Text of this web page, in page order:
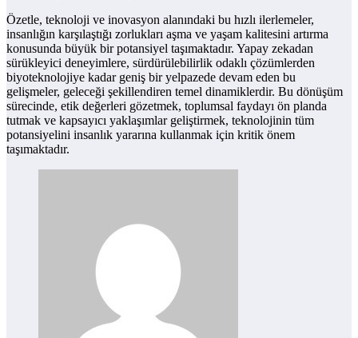
Özetle, teknoloji ve inovasyon alanındaki bu hızlı ilerlemeler,
insanlığın karşılaştığı zorlukları aşma ve yaşam kalitesini artırma
konusunda büyük bir potansiyel taşımaktadır. Yapay zekadan
sürükleyici deneyimlere, sürdürülebilirlik odaklı çözümlerden
biyoteknolojiye kadar geniş bir yelpazede devam eden bu
gelişmeler, geleceği şekillendiren temel dinamiklerdir. Bu dönüşüm
sürecinde, etik değerleri gözetmek, toplumsal faydayı ön planda
tutmak ve kapsayıcı yaklaşımlar geliştirmek, teknolojinin tüm
potansiyelini insanlık yararına kullanmak için kritik önem
taşımaktadır.